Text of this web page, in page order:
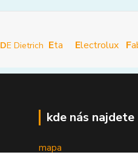
DE Dietrich Eta Electrolux F
kde nás najdete
mapa